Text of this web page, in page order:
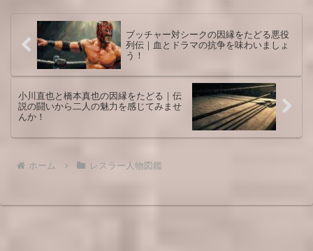
ブッチャー対シークの因縁をたどる悪役
列伝｜血とドラマの抗争を味わいましょ
う！
小川直也と橋本真也の因縁をたどる｜伝
説の闘いから二人の魅力を感じてみませ
んか！
ホーム レスラー人物図鑑